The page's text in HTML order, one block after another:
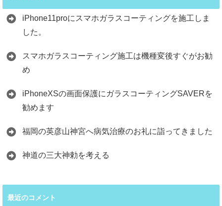
iPhone11proにスマホガラスコーティングを施工しま
した。
スマホガラスコーティング施工は機種変後すぐがお勧
め
iPhoneXSの画面保護にガラスコーティングSAVERを
勧めます
福岡の英彦山神宮へ病気治療のお礼に詣ってきました
神道の三大神勅を考える
最近のコメント